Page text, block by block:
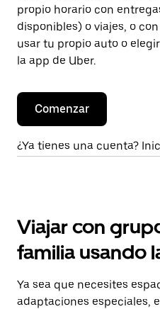
propio horario con
disponibles) o viajes, o
usar tu propio auto o
la app de Uber.
Comenzar
¿Ya tienes una cuenta?
Viajar con
familia usando
Ya sea que necesites
adaptaciones especiales,